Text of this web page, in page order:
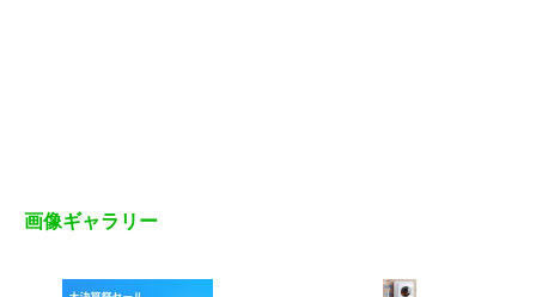
画像ギャラリー